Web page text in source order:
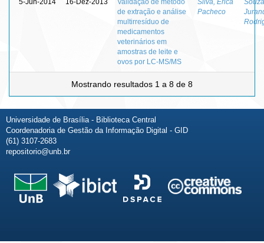
de extração e análise
multirresíduo de
medicamentos
veterinários em
amostras de leite e
ovos por LC-MS/MS
Pacheco
Mostrando resultados 1 a 8 de 8
Universidade de Brasília - Biblioteca Central
Coordenadoria de Gestão da Informação Digital - GID
(61) 3107-2683
repositorio@unb.br